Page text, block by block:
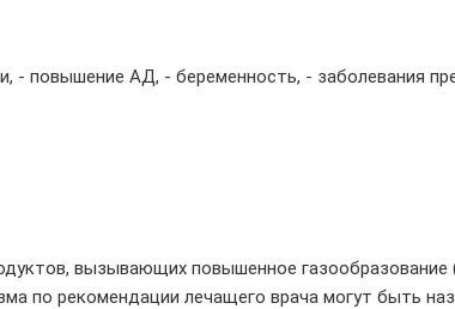
- повышение АД, - беременность, - заболевания
вызывающих повышенное
по рекомендации лечащего врача могут быть